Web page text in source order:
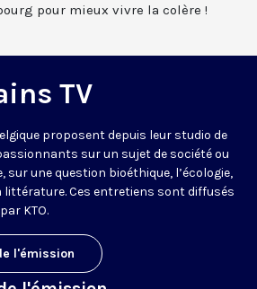
pour mieux vivre la colère !
TV
proposent depuis leur studio de
sur un sujet de société ou
sur une question bioéthique, l’écologie,
littérature. Ces entretiens sont diffusés
KTO.
l'émission